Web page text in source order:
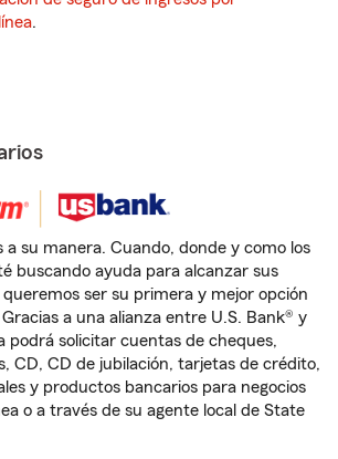
.
a su manera. Cuando, donde y como los
buscando ayuda para alcanzar sus
ser su primera y mejor opción
a una alianza entre U.S. Bank® y
podrá solicitar cuentas de cheques,
CD, CD de jubilación, tarjetas de crédito,
y productos bancarios para negocios
o a través de su agente local de State